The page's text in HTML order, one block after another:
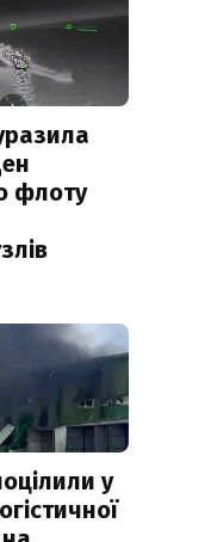
флоту
у